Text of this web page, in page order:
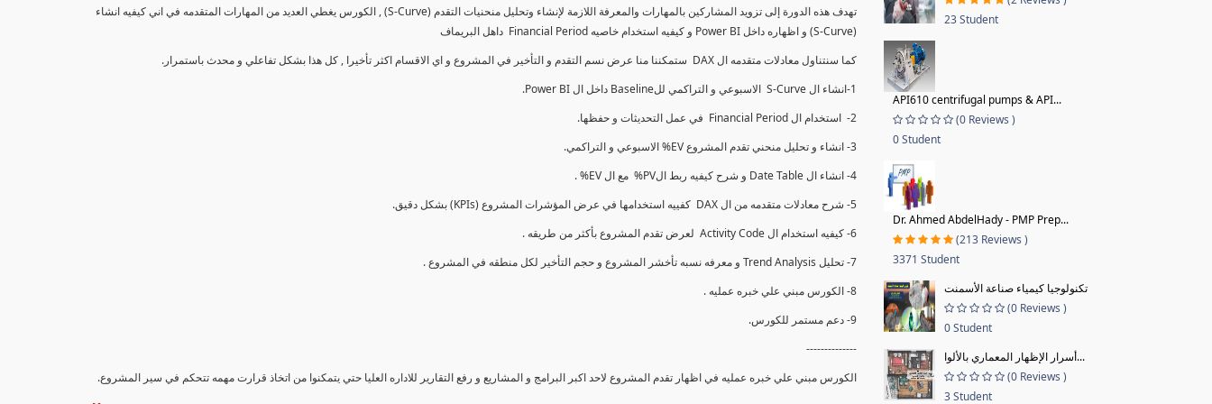
تهدف هذه الدورة إلى تزويد المشاركين بالمهارات والمعرفة اللازمة لإنشاء وتحليل منحنيات التقدم (S-Curve) , الكورس يغطي العديد من المهارات المتقدمه في اني كيفيه انشاء
(S-Curve) و اظهاره داخل Power BI و كيفيه استخدام خاصيه Financial Period داهل البريماف
كما سنتناول معادلات متقدمه ال DAX ستمكننا منا عرض نسم التقدم و التأخير في المشروع و اي الاقسام اكثر تأخيرا , كل هذا بشكل تفاعلي و محدث باستمرار.
1-انشاء ال S-Curve الاسبوعي و التراكمي للBaseline داخل ال Power BI.
2- استخدام ال Financial Period في عمل التحديثات و حفظها.
3- انشاء و تحليل منحني تقدم المشروع EV% الاسبوعي و التراكمي.
4- انشاء ال Date Table و شرح كيفيه ربط الPV% مع ال EV% .
5- شرح معادلات متقدمه من ال DAX كفييه استخدامها في عرض المؤشرات المشروع (KPIs) بشكل دقيق.
6- كيفيه استخدام ال Activity Code لعرض تقدم المشروع بأكثر من طريقه .
7- تحليل Trend Analysis و معرفه نسبه تأخشر المشروع و حجم التأخير لكل منطقه في المشروع .
8- الكورس مبني علي خبره عمليه .
9- دعم مستمر للكورس.
--------------
الكورس مبني علي خبره عمليه في اظهار تقدم المشروع لاحد اكبر البرامج و المشاريع و رفع التقارير للاداره العليا حتي يتمكنوا من اتخاذ قرارت مهمه تتحكم في سير المشروع.
23 Student
API610 centrifugal pumps & API...
(0 Reviews )
0 Student
Dr. Ahmed AbdelHady - PMP Prep...
(213 Reviews )
3371 Student
تكنولوجيا كيمياء صناعة الأسمنت
(0 Reviews )
0 Student
أسرار الإظهار المعماري بالألوا...
(0 Reviews )
3 Student